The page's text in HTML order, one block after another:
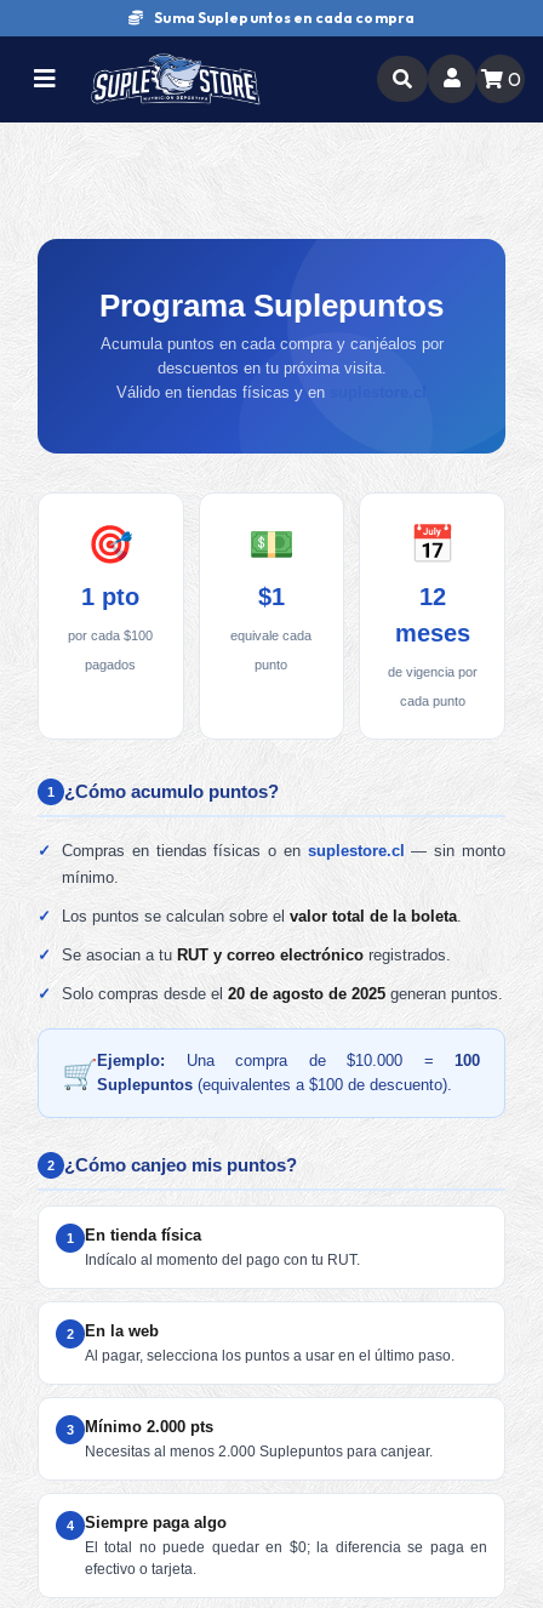
Suma Suplepuntos en cada compra
0
Programa Suplepuntos
Acumula puntos en cada compra y canjéalos por
descuentos en tu próxima visita.
Válido en tiendas físicas y en
1 pto
por cada $100
pagados
$1
equivale cada
punto
12
meses
de vigencia por
cada punto
1 ¿Cómo acumulo puntos?
Compras en tiendas físicas o en suplestore.cl — sin monto
mínimo.
Los puntos se calculan sobre el valor total de la boleta
Se asocian a tu RUT y correo electrónico registrados.
Solo compras desde el 20 de agosto de 2025 generan puntos.
Ejemplo: Una compra de $10.000 = 100
Suplepuntos (equivalentes a $100 de descuento).
2 ¿Cómo canjeo mis puntos?
1 En tienda física
Indícalo al momento del pago con tu RUT.
2 En la web
Al pagar, selecciona los puntos a usar en el último paso.
3 Mínimo 2.000 pts
Necesitas al menos 2.000 Suplepuntos para canjear.
4 Siempre paga algo
El total no puede quedar en $0; la diferencia se paga en
efectivo o tarjeta.